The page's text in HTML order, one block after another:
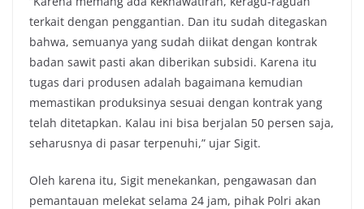
terkait dengan penggantian. Dan itu sudah ditegaskan
bahwa, semuanya yang sudah diikat dengan kontrak
badan sawit pasti akan diberikan subsidi. Karena itu
tugas dari produsen adalah bagaimana kemudian
memastikan produksinya sesuai dengan kontrak yang
telah ditetapkan. Kalau ini bisa berjalan 50 persen saja,
seharusnya di pasar terpenuhi,” ujar Sigit.
Oleh karena itu, Sigit menekankan, pengawasan dan
pemantauan melekat selama 24 jam, pihak Polri akan